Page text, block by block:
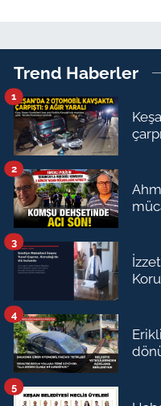
Trend Haberler
1
2
3
4
5